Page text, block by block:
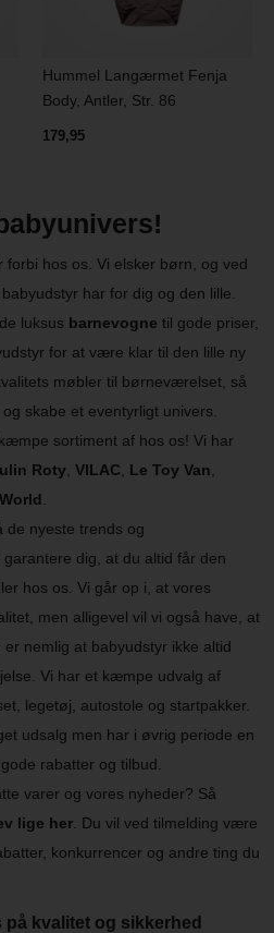
Hummel Langærmet Fenja
Body, Antler, Str. 86
179,95
forbi hos os. Vi elsker børn, og ved
har for dig og den lille.
luksus barnevogne til gode priser,
for at være klar til den lille ny
møbler til børneværelset, så
skabe et eventyrligt univers.
sortiment af hos os! Vi har
Roty, VILAC Le Toy Van
de nyeste trends og
dig, at du altid får den
hos os. Vi går op i, at vores
men alligevel vil vi også have, at
nemlig at babyudstyr ikke altid
Vi har et kæmpe udvalg af
legetøj, autostole og startpakker.
udsalg men har i øvrig periode en
rabatter og tilbud.
varer og vores nyheder? Så
lige her. Du vil ved tilmelding være
konkurrencer og andre ting du
kvalitet og sikkerhed